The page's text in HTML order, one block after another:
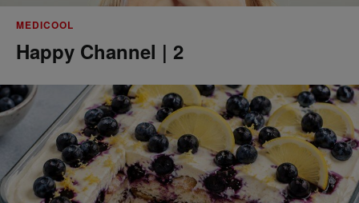
MEDICOOL
Happy Channel | 2